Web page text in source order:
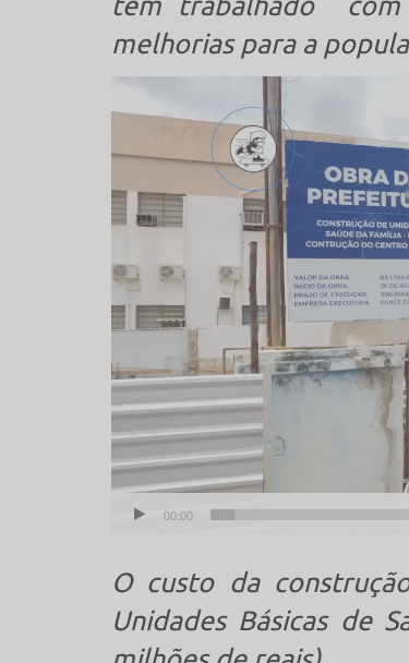
melhorias para a
de
00:00
O custo da
Unidades Básicas de